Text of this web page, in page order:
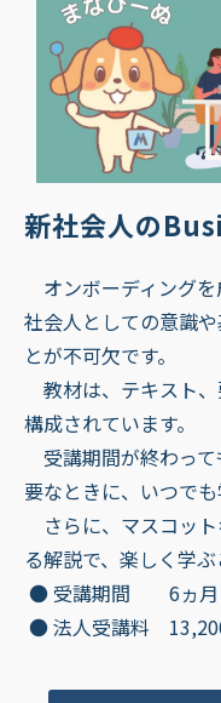
新社会人の
オンボーディング
社会人としての意識
とが不可欠です。
教材は、テキスト
構成されています。
受講期間が終わっ
要なときに、いつでも
さらに、マスコッ
る解説で、楽しく学
● 受講期間 6ヵ月
● 法人受講料 13,200